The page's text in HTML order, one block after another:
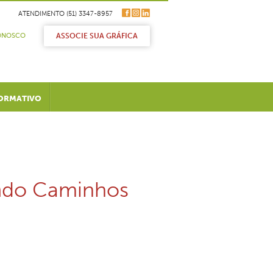
ATENDIMENTO (51) 3347-8957
ASSOCIE SUA GRÁFICA
Caminhos